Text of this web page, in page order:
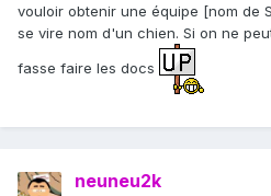
vouloir obtenir une équipe [nom de
se vire nom d'un chien. Si on ne
fasse faire les docs
neuneu2k